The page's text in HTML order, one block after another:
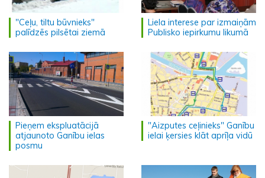
"Ceļu, tiltu būvnieks"
palīdzēs pilsētai ziemā
Liela interese par izmaiņām
Publisko iepirkumu likumā
Pieņem ekspluatācijā
atjaunoto Ganību ielas
posmu
"Aizputes ceļinieks" Ganību
ielai ķersies klāt aprīļa vidū